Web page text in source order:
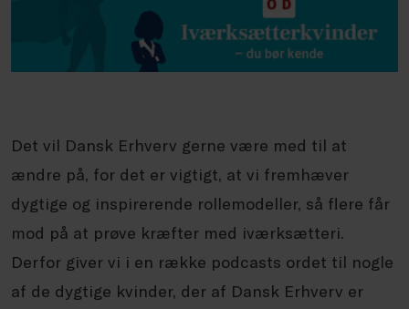
Det vil Dansk Erhverv gerne være med til at
ændre på, for det er vigtigt, at vi fremhæver
dygtige og inspirerende rollemodeller, så flere får
mod på at prøve kræfter med iværksætteri.
Derfor giver vi i en række podcasts ordet til nogle
af de dygtige kvinder, der af Dansk Erhverv er